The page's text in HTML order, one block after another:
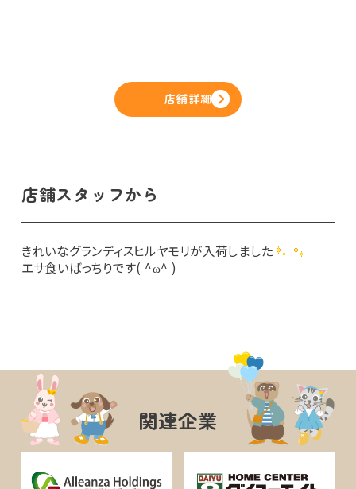
店舗詳細
店舗スタッフから
きれいなグランディスヒルヤモリが入荷しました
エサ食いばっちりです( ^ω^ )
関連企業